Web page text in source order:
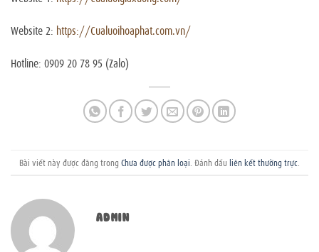
Website 2: https://Cualuoihoaphat.com.vn/
Hotline: 0909 20 78 95 (Zalo)
Bài viết này được đăng trong Chưa được phân loại . Đánh dấu liên kết thường trực
ADMIN